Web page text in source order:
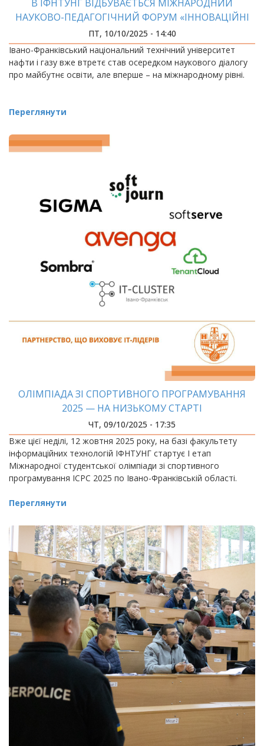
В ІФНТУНГ ВІДБУВАЄТЬСЯ МІЖНАРОДНИЙ
НАУКОВО-ПЕДАГОГІЧНИЙ ФОРУМ «ІННОВАЦІЙНІ
ТЕХНОЛОГІЇ В ОСВІТІ»
ПТ, 10/10/2025 - 14:40
Івано-Франківський національний технічний університет
нафти і газу вже втретє став осередком наукового діалогу
про майбутнє освіти, але вперше – на міжнародному рівні.
Переглянути
ОЛІМПІАДА ЗІ СПОРТИВНОГО ПРОГРАМУВАННЯ
2025 — НА НИЗЬКОМУ СТАРТІ
ЧТ, 09/10/2025 - 17:35
Вже цієї неділі, 12 жовтня 2025 року, на базі факультету
інформаційних технологій ІФНТУНГ стартує І етап
Міжнародної студентської олімпіади зі спортивного
програмування ICPC 2025 по Івано-Франківській області.
Переглянути